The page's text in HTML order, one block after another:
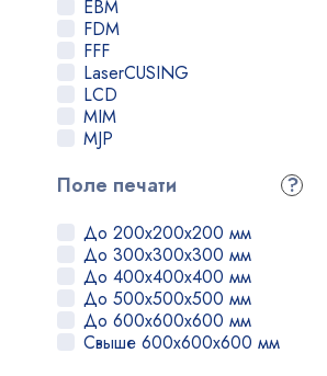
Imprinta
Intamsys
Kevvox
Leapfrog
Maestro 3D
Magnum
MakerBot
Mankati
Mass Portal
Microfactory
MiniCube
MZ3D
OMaker
Photocentric
Phrozen
Picaso
EBM
FDM
FFF
LaserCUSING
LCD
MIM
MJP
SBJ
SLM
SLS
SSP
FGF
Поле печати ?
До 200x200x200 мм
До 300x300x300 мм
До 400x400x400 мм
До 500x500x500 мм
До 600x600x600 мм
Свыше 600x600x600 мм